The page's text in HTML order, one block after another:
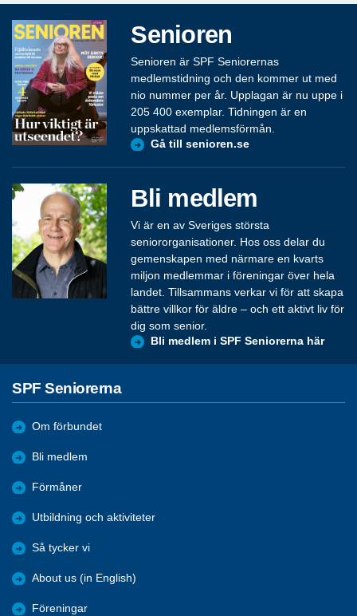
Senioren
Senioren är SPF Seniorernas
medlemstidning och den kommer ut med
nio nummer per år. Upplagan är nu uppe i
205 400 exemplar. Tidningen är en
uppskattad medlemsförmån.
Gå till senioren.se
Bli medlem
Vi är en av Sveriges största
seniororganisationer. Hos oss delar du
gemenskapen med närmare en kvarts
miljon medlemmar i föreningar över hela
landet. Tillsammans verkar vi för att skapa
bättre villkor för äldre – och ett aktivt liv för
dig som senior.
Bli medlem i SPF Seniorerna här
SPF Seniorerna
Om förbundet
Bli medlem
Förmåner
Utbildning och aktiviteter
Så tycker vi
About us (in English)
Föreningar